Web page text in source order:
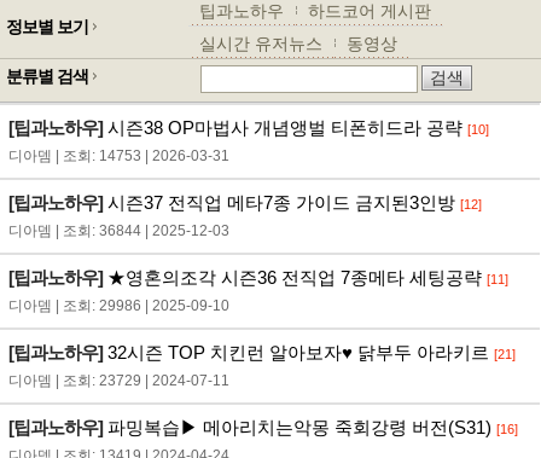
정보별 보기
팁과노하우
하드코어 게시판
실시간 유저뉴스
동영상
분류별 검색
[팁과노하우]시즌38 OP마법사 개념앵벌 티폰히드라 공략 [10]
디아뎀 | 조회: 14753 | 2026-03-31
[팁과노하우]시즌37 전직업 메타7종 가이드 금지된3인방 [12]
디아뎀 | 조회: 36844 | 2025-12-03
[팁과노하우]★영혼의조각 시즌36 전직업 7종메타 세팅공략 [11]
디아뎀 | 조회: 29986 | 2025-09-10
[팁과노하우]32시즌 TOP 치킨런 알아보자♥ 닭부두 아라키르 [21]
디아뎀 | 조회: 23729 | 2024-07-11
[팁과노하우]파밍복습▶ 메아리치는악몽 죽회강령 버전(S31) [16]